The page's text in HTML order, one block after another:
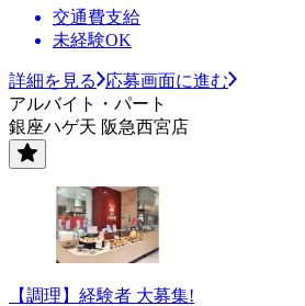
交通費支給
未経験OK
詳細を見る
応募画面に進む
アルバイト・パート
銀座ハゲ天 阪急西宮店
【調理】経験者 大募集!